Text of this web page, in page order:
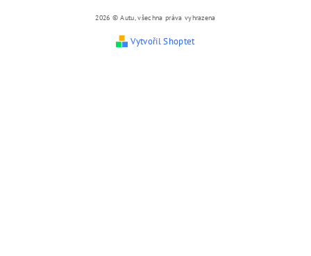
2026 © Autu, všechna práva vyhrazena
Vytvořil Shoptet